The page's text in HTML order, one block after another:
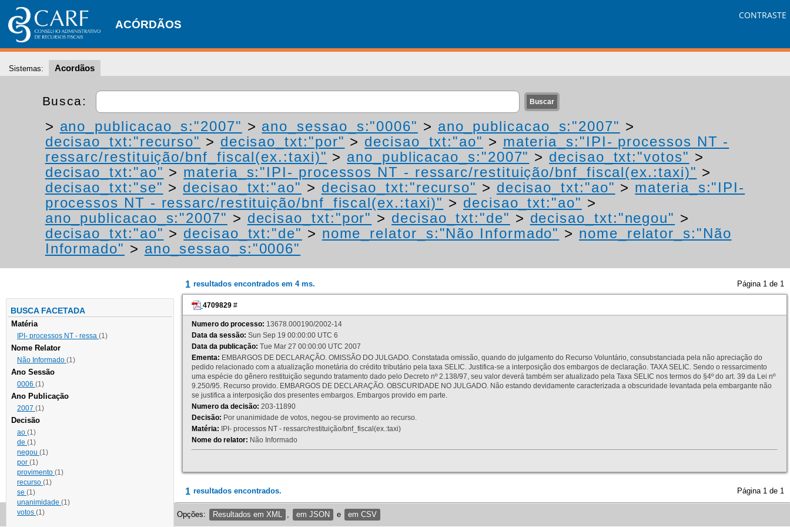
ACÓRDÃOS
CONTRASTE
Sistemas: Acordãos
Busca:
> ano_publicacao_s:"2007" > ano_sessao_s:"0006" > ano_publicacao_s:"2007" >
decisao_txt:"recurso" > decisao_txt:"por" > decisao_txt:"ao" > materia_s:"IPI- processos NT -
ressarc/restituição/bnf_fiscal(ex.:taxi)" > ano_publicacao_s:"2007" > decisao_txt:"votos" >
decisao_txt:"ao" > materia_s:"IPI- processos NT - ressarc/restituição/bnf_fiscal(ex.:taxi)" >
decisao_txt:"se" > decisao_txt:"ao" > decisao_txt:"recurso" > decisao_txt:"ao" > materia_s:"IPI-
processos NT - ressarc/restituição/bnf_fiscal(ex.:taxi)" > decisao_txt:"ao" >
ano_publicacao_s:"2007" > decisao_txt:"por" > decisao_txt:"de" > decisao_txt:"negou" >
decisao_txt:"ao" > decisao_txt:"de" > nome_relator_s:"Não Informado" > nome_relator_s:"Não
Informado" > ano_sessao_s:"0006"
BUSCA FACETADA
Matéria
IPI- processos NT - ressa (1)
Nome Relator
Não Informado (1)
Ano Sessão
0006 (1)
Ano Publicação
2007 (1)
Decisão
ao (1)
de (1)
negou (1)
por (1)
provimento (1)
recurso (1)
se (1)
unanimidade (1)
votos (1)
1 resultados encontrados em 4 ms. Página 1 de 1
4709829 #
Numero do processo: 13678.000190/2002-14
Data da sessão: Sun Sep 19 00:00:00 UTC 6
Data da publicação: Tue Mar 27 00:00:00 UTC 2007
Ementa: EMBARGOS DE DECLARAÇÃO. OMISSÃO DO JULGADO. Constatada omissão, quando do julgamento do Recurso Voluntário, consubstanciada pela não apreciação do
pedido relacionado com a atualização monetária do crédito tributário pela taxa SELIC. Justifica-se a interposição dos embargos de declaração. TAXA SELIC. Sendo o ressarcimento
uma espécie do gênero restituição segundo tratamento dado pelo Decreto nº 2.138/97, seu valor deverá também ser atualizado pela Taxa SELIC nos termos do §4º do art. 39 da Lei nº
9.250/95. Recurso provido. EMBARGOS DE DECLARAÇÃO. OBSCURIDADE NO JULGADO. Não estando devidamente caracterizada a obscuridade levantada pela embargante não
se justifica a interposição dos presentes embargos. Embargos provido em parte.
Numero da decisão: 203-11890
Decisão: Por unanimidade de votos, negou-se provimento ao recurso.
Matéria: IPI- processos NT - ressarc/restituição/bnf_fiscal(ex.:taxi)
Nome do relator: Não Informado
1 resultados encontrados. Página 1 de 1
Opções: Resultados em XML em JSON e em CSV